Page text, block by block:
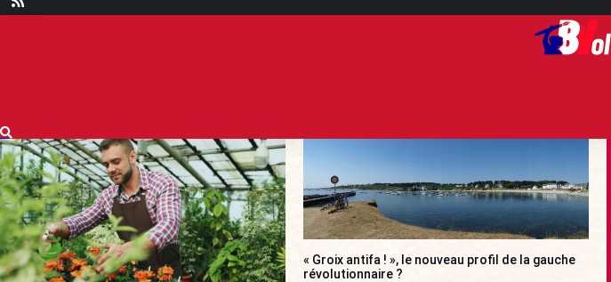
« Groix antifa ! », le nouveau profil de la gauche
révolutionnaire ?